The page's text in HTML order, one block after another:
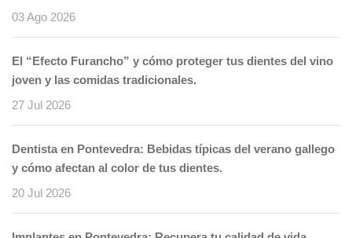
03 Ago 2026
El “Efecto Furancho” y cómo proteger tus dientes del vino
joven y las comidas tradicionales.
27 Jul 2026
Dentista en Pontevedra: Bebidas típicas del verano gallego
y cómo afectan al color de tus dientes.
20 Jul 2026